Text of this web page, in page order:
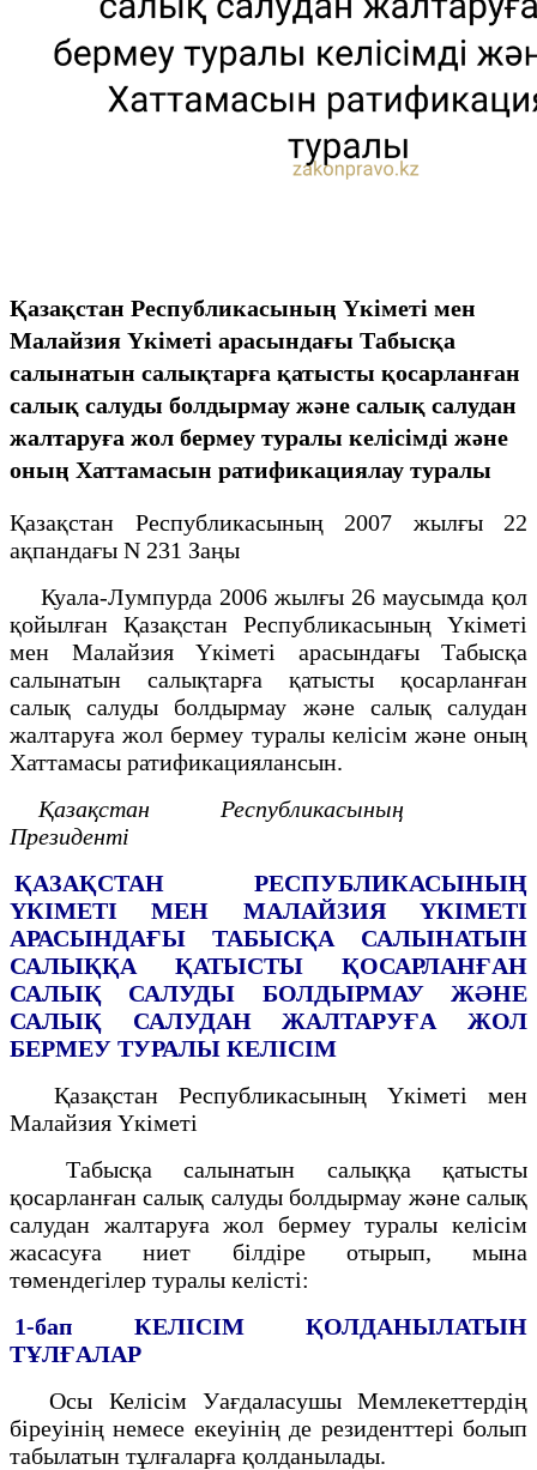
Қазақстан Республикасының Үкіметі мен
Малайзия Үкіметі арасындағы Табысқа
салынатын салықтарға қатысты қосарланған
салық салуды болдырмау және салық салудан
жалтаруға жол бермеу туралы келісімді және
оның Хаттамасын ратификациялау туралы
Қазақстан Республикасының 2007 жылғы 22
ақпандағы N 231 Заңы
Куала-Лумпурда 2006 жылғы 26 маусымда қол
қойылған Қазақстан Республикасының Үкіметі
мен Малайзия Үкіметі арасындағы Табысқа
салынатын салықтарға қатысты қосарланған
салық салуды болдырмау және салық салудан
жалтаруға жол бермеу туралы келісім және оның
Хаттамасы ратификациялансын.
Қазақстан Республикасының
Президенті
ҚАЗАҚСТАН РЕСПУБЛИКАСЫНЫҢ
ҮКІМЕТІ МЕН МАЛАЙЗИЯ
ҮКІМЕТІ
АРАСЫНДАҒЫ ТАБЫСҚА САЛЫНАТЫН
САЛЫҚҚА
ҚАТЫСТЫ ҚОСАРЛАНҒАН
САЛЫҚ САЛУДЫ БОЛДЫРМАУ
ЖӘНЕ
САЛЫҚ САЛУДАН ЖАЛТАРУҒА ЖОЛ
БЕРМЕУ ТУРАЛЫ КЕЛІСІМ
Қазақстан Республикасының Үкіметі мен
Малайзия Үкіметі
Табысқа салынатын салыққа қатысты
қосарланған салық салуды болдырмау және салық
салудан жалтаруға жол бермеу туралы келісім
жасасуға ниет білдіре отырып, мына
төмендегілер туралы келісті:
1-бап
КЕЛІСІМ ҚОЛДАНЫЛАТЫН
ТҰЛҒАЛАР
Осы Келісім Уағдаласушы Мемлекеттердің
біреуінің немесе екеуінің де резиденттері болып
табылатын тұлғаларға қолданылады.